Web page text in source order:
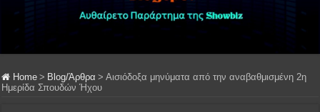
Home > Blog/Άρθρα > Αισιόδοξα μηνύματα από την αναβαθμισμένη 2η
Ημερίδα Σπουδών Ήχου